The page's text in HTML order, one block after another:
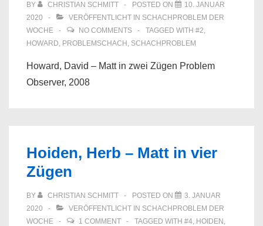
BY CHRISTIAN SCHMITT POSTED ON
10. JANUAR
2020
VERÖFFENTLICHT IN SCHACHPROBLEM DER
WOCHE
NO COMMENTS TAGGED WITH #2,
HOWARD, PROBLEMSCHACH , SCHACHPROBLEM
Howard, David – Matt in zwei Zügen Problem
Observer, 2008
Hoiden, Herb – Matt in vier
Zügen
BY CHRISTIAN SCHMITT POSTED ON
3. JANUAR
2020
VERÖFFENTLICHT IN SCHACHPROBLEM DER
WOCHE
1 COMMENT TAGGED WITH #4, HOIDEN ,